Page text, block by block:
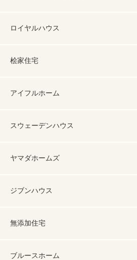
ロイヤルハウス
桧家住宅
アイフルホーム
スウェーデンハウス
ヤマダホームズ
ジブンハウス
無添加住宅
ブルースホーム